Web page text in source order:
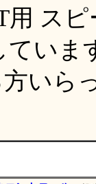
用 ス
ていま
いら